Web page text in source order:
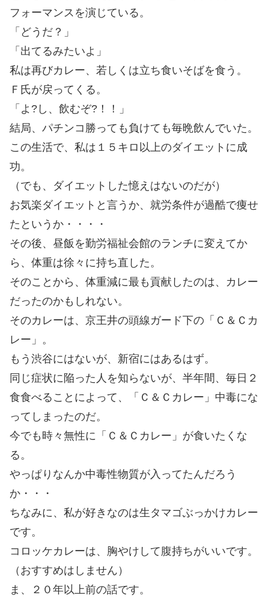
フォーマンスを演じている。
「どうだ？」
「出てるみたいよ」
私は再びカレー、若しくは立ち食いそばを食う。
Ｆ氏が戻ってくる。
「よ?し、飲むぞ?！！」
結局、パチンコ勝っても負けても毎晩飲んでいた。
この生活で、私は１５キロ以上のダイエットに成
功。
（でも、ダイエットした憶えはないのだが）
お気楽ダイエットと言うか、就労条件が過酷で痩せ
たというか・・・・
その後、昼飯を勤労福祉会館のランチに変えてか
ら、体重は徐々に持ち直した。
そのことから、体重減に最も貢献したのは、カレー
だったのかもしれない。
そのカレーは、京王井の頭線ガード下の「Ｃ＆Ｃカ
レー」。
もう渋谷にはないが、新宿にはあるはず。
同じ症状に陥った人を知らないが、半年間、毎日２
食食べることによって、「Ｃ＆Ｃカレー」中毒にな
ってしまったのだ。
今でも時々無性に「Ｃ＆Ｃカレー」が食いたくな
る。
やっぱりなんか中毒性物質が入ってたんだろう
か・・・
ちなみに、私が好きなのは生タマゴぶっかけカレー
です。
コロッケカレーは、胸やけして腹持ちがいいです。
（おすすめはしません）
ま、２０年以上前の話です。